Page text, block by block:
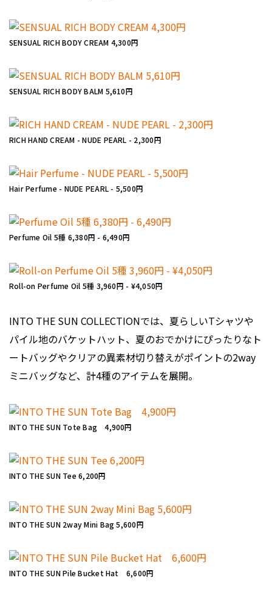
SENSUAL RICH BODY CREAM 4,300円
SENSUAL RICH BODY BALM 5,610円
RICH HAND CREAM - NUDE PEARL - 2,300円
Hair Perfume - NUDE PEARL - 5,500円
Perfume Oil 5種 6,380円 - 6,490円
Roll-on Perfume Oil 5種 3,960円 - ¥4,050円
INTO THE SUN COLLECTIONでは、夏らしいTシャツや
パイル地のバケットハット、夏のおでかけにぴったりなト
ートバッグやクリアの異素材切り替えがポイントの2way
ミニバッグなど、計4種のアイテムを展開。
INTO THE SUN Tote Bag 4,900円
INTO THE SUN Tee 6,200円
INTO THE SUN 2way Mini Bag 5,600円
INTO THE SUN Pile Bucket Hat 6,600円